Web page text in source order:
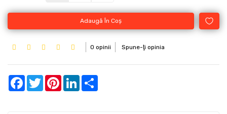
Adaugă În Coş
0 opinii Spune-ţi opinia
Facebook
TwitterPinterestLinkedIn